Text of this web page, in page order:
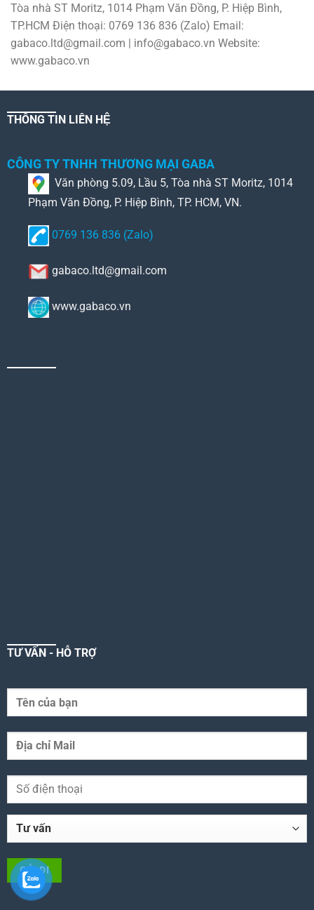
Tòa nhà ST Moritz, 1014 Phạm Văn Đồng, P. Hiệp Bình,
TP.HCM Điện thoại: 0769 136 836 (Zalo) Email:
gabaco.ltd@gmail.com | info@gabaco.vn Website:
www.gabaco.vn
THÔNG TIN LIÊN HỆ
CÔNG TY TNHH THƯƠNG MẠI GABA
Văn phòng 5.09, Lầu 5, Tòa nhà ST Moritz, 1014
Phạm Văn Đồng, P. Hiệp Bình, TP. HCM, VN.
0769 136 836 (Zalo)
gabaco.ltd@gmail.com
www.gabaco.vn
TƯ VẤN - HỖ TRỢ